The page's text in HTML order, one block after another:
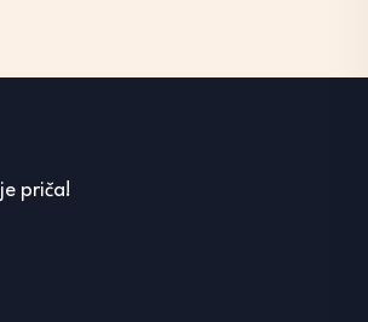
priča!